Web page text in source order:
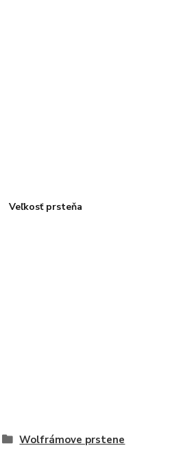
Veľkosť prsteňa
Wolfrámove prstene